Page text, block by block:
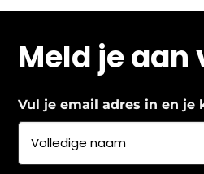
Meld je aan
Vul je email adres in en